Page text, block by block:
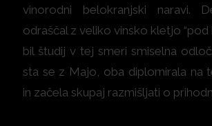
vinorodni belokranjski naravi.
odraščal z veliko vinsko kletjo “pod
bil študij v tej smeri smiselna
sta se z Majo, oba diplomirala na
in začela skupaj razmišljati o